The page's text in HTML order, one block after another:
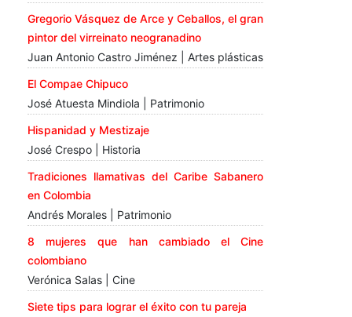
Gregorio Vásquez de Arce y Ceballos, el gran
pintor del virreinato neogranadino
Juan Antonio Castro Jiménez | Artes plásticas
El Compae Chipuco
José Atuesta Mindiola | Patrimonio
Hispanidad y Mestizaje
José Crespo | Historia
Tradiciones llamativas del Caribe Sabanero
en Colombia
Andrés Morales | Patrimonio
8 mujeres que han cambiado el Cine
colombiano
Verónica Salas | Cine
Siete tips para lograr el éxito con tu pareja